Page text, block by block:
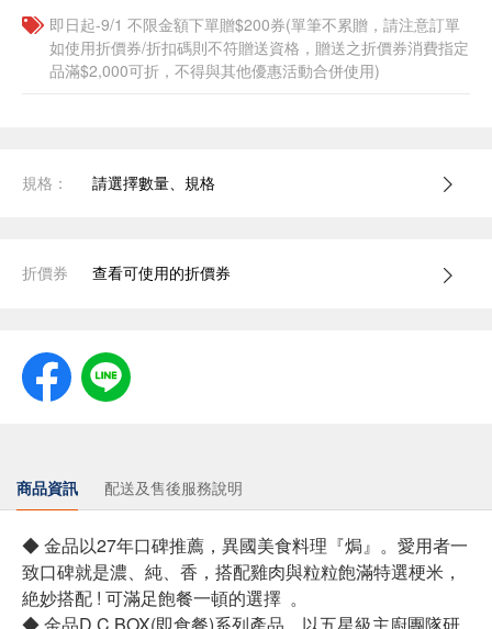
即日起-9/1 不限金額下單贈$200券(單筆不累贈，請注意訂單
如使用折價券/折扣碼則不符贈送資格，贈送之折價券消費指定
品滿$2,000可折，不得與其他優惠活動合併使用)
規格： 請選擇數量、規格
折價券 查看可使用的折價券
商品資訊 配送及售後服務說明
◆ 金品以27年口碑推薦，異國美食料理『焗』。愛用者一
致口碑就是濃、純、香，搭配雞肉與粒粒飽滿特選梗米，
絶妙搭配 ! 可滿足飽餐一頓的選擇 。
◆ 金品D.C.BOX(即食餐)系列產品，以五星級主廚團隊研